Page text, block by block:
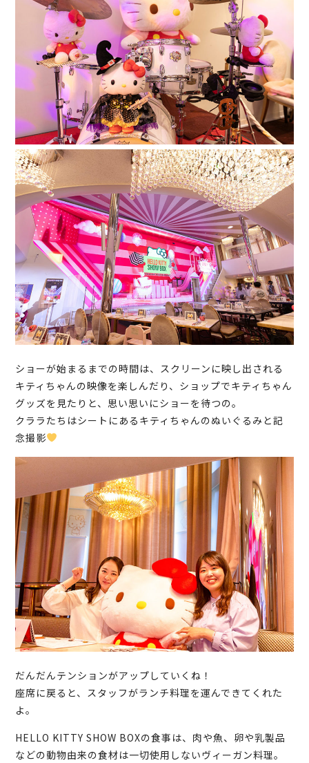
ショーが始まるまでの時間は、スクリーンに映し出される
キティちゃんの映像を楽しんだり、ショップでキティちゃん
グッズを見たりと、思い思いにショーを待つの。
クララたちはシートにあるキティちゃんのぬいぐるみと記
念撮影
だんだんテンションがアップしていくね！
座席に戻ると、スタッフがランチ料理を運んできてくれた
よ。
HELLO KITTY SHOW BOXの食事は、肉や魚、卵や乳製品
などの動物由来の食材は一切使用しないヴィーガン料理。